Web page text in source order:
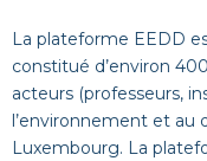
La plateforme EEDD
constitué d’environ
acteurs (professeurs,
l’environnement et au
Luxembourg. La